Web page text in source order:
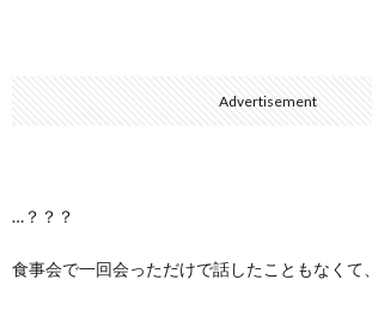
Advertisement
…？？？
食事会で一回会っただけで話したこともなくて、